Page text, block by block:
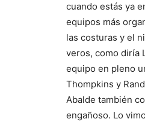
cuando estás ya
equipos más
las costuras y el
veros, como diría
equipo en pleno
Thompkins y
Abalde también
engañoso. Lo